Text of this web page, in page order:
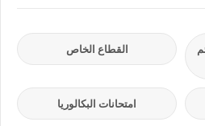
القطاع الخاص
امتحانات البكالوريا